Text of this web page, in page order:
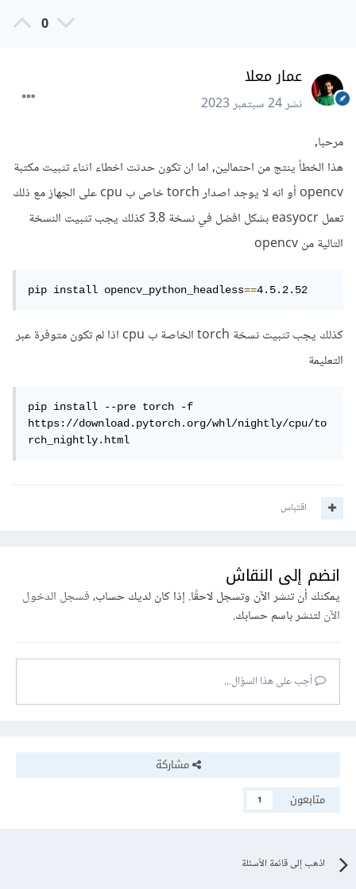
0
عمار معلا
نشر24 سبتمبر 2023
مرحبا,
هذا الخطأ ينتج من احتمالين, اما ان تكون حدثت اخطاء اثناء تثبيت مكتبة
opencv أو انه لا يوجد اصدار torch خاص ب cpu على الجهاز مع ذلك
تعمل easyocr بشكل افضل في نسخة 3.8 كذلك يجب تثبيت النسخة
التالية من opencv
pip install opencv_python_headless==4.5.2.52
كذلك يجب تثبيت نسخة torch الخاصة ب cpu اذا لم تكون متوفرة عبر
التعليمة
pip install --pre torch -f
https://download.pytorch.org/whl/nightly/cpu/to
rch_nightly.html
اقتباس
انضم إلى النقاش
يمكنك أن تنشر الآن وتسجل لاحقًا. إذا كان لديك حساب،فسجل الدخول
الآنلتنشر باسم حسابك.
أجب على هذا السؤال...
مشاركة
متابعون
1
اذهب إلى قائمة الأسئلة